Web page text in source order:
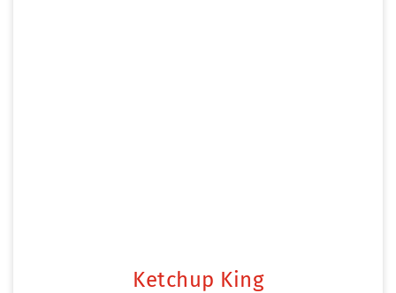
Ketchup King